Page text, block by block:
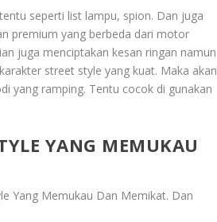
seperti list lampu, spion. Dan juga
premium yang berbeda dari motor
juga menciptakan kesan ringan namun
street style yang kuat. Maka akan
yang ramping. Tentu cocok di gunakan
YANG MEMUKAU
Yang Memukau Dan Memikat. Dan